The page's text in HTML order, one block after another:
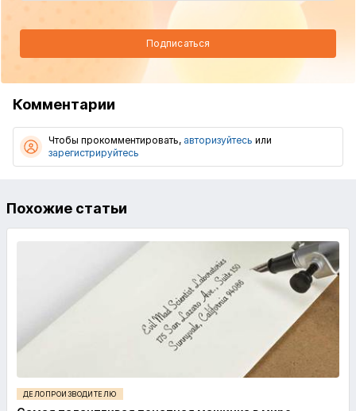
Подписаться
Комментарии
Чтобы прокомментировать, авторизуйтесь или
зарегистрируйтесь
Похожие статьи
ДЕЛОПРОИЗВОДИТЕЛЮ